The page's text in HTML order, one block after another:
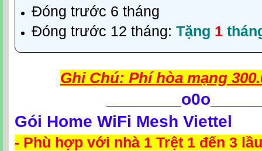
Đóng trước 6 tháng
Đóng trước 12 tháng: Tặng 1
Ghi Chú: Phí hòa mạng
Gói Home WiFi Mesh Viettel
- Phù hợp với nhà 1 Trệt 1 đến 3 lầu